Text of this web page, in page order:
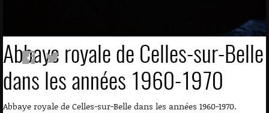
Abbaye royale de Celles-sur-Belle
dans les années 1960-1970
Abbaye royale de Celles-sur-Belle dans les années 1960-1970.